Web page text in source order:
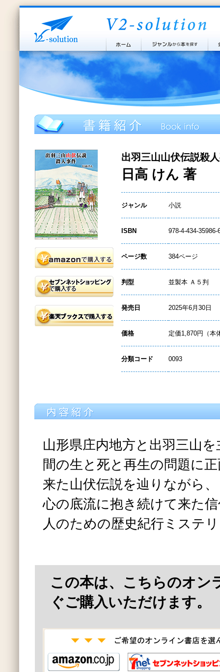
出羽三山山伏伝説殺
日高 けん 著
ジャンル 小説
ISBN 978-4-434-35986-
ページ数 384ページ
判型 並製本 Ａ５判
発売日 2025年6月30日
価格 定価1,870円（本
分類コード 0093
山形県庄内地方と出羽三山
間の生と死と再生の問題に
来た山伏伝説を辿りながら
心の底流に抱き続けて来た
人のための歴史紀行ミステ
この本は、こちらのオン
ぐご購入いただけます。